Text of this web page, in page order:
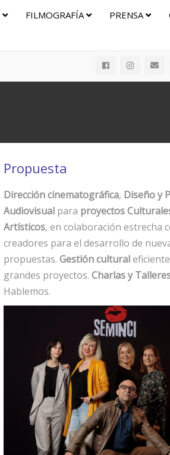
FILMOGRAFÍA PRENSA
Propuesta
Dirección cinematográfica, Diseño y
Audiovisual para proyectos
Artísticos, en colaboración estrecha
creadores para el desarrollo de
propuestas. Gestión cultural
grandes proyectos. Charlas y
Hablemos.